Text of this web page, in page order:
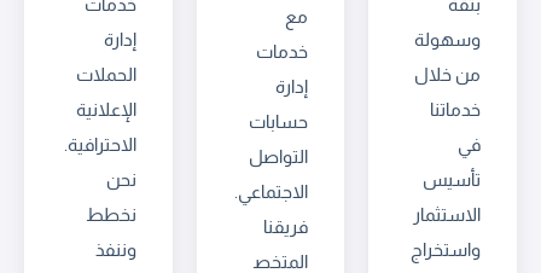
بثقة
وسهولة
من خلال
خدماتنا
في
تأسيس
الاستثمار
واستخراج
مع
خدمات
إدارة
حسابات
التواصل
الاجتماعي.
فريقنا
المتخص
خدمات
إدارة
الحملات
الإعلانية
الاحترافية.
نحن
نخطط
وننفذ